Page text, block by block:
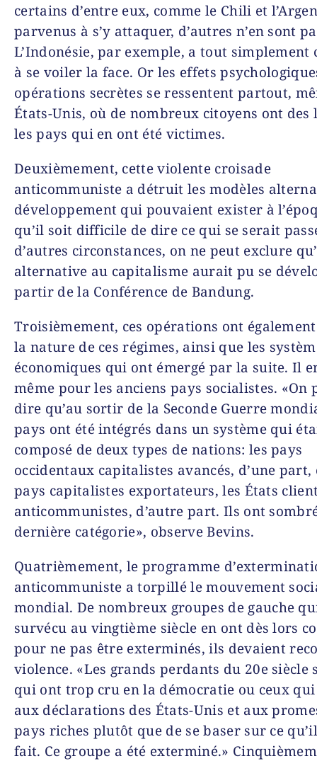
certains d’entre eux, comme le Chili et
parvenus à s’y attaquer, d’autres n’en sont
L’Indonésie, par exemple, a tout simplement
à se voiler la face. Or les effets
opérations secrètes se ressentent partout,
États-Unis, où de nombreux citoyens ont des
les pays qui en ont été victimes.
Deuxièmement, cette violente croisade
anticommuniste a détruit les modèles
développement qui pouvaient exister à
qu’il soit difficile de dire ce qui se serait
d’autres circonstances, on ne peut exclure
alternative au capitalisme aurait pu se
partir de la Conférence de Bandung.
Troisièmement, ces opérations ont
la nature de ces régimes, ainsi que les
économiques qui ont émergé par la suite. Il
même pour les anciens pays socialistes.
dire qu’au sortir de la Seconde Guerre
pays ont été intégrés dans un système qui
composé de deux types de nations: les pays
occidentaux capitalistes avancés, d’une part,
pays capitalistes exportateurs, les États
anticommunistes, d’autre part. Ils ont
dernière catégorie», observe Bevins.
Quatrièmement, le programme
anticommuniste a torpillé le mouvement
mondial. De nombreux groupes de gauche
survécu au vingtième siècle en ont dès lors
pour ne pas être exterminés, ils devaient
violence. «Les grands perdants du 20esiècle
qui ont trop cru en la démocratie ou ceux
aux déclarations des États-Unis et aux
pays riches plutôt que de se baser sur ce
fait. Ce groupe a été exterminé.»